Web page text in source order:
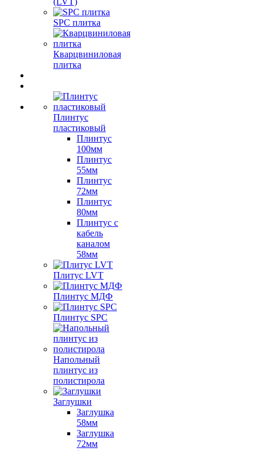
SPC плитка
Кварцвиниловая
плитка
Плинтус
пластиковый
Плинтус
100мм
Плинтус
55мм
Плинтус
72мм
Плинтус
80мм
Плинтус с
кабель
каналом
58мм
Плитус LVT
Плинтус МДФ
Плинтус SPC
Напольный
плинтус из
полистирола
Заглушки
Заглушка
58мм
Заглушка
72мм